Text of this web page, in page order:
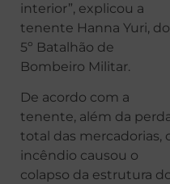
interior”, explicou a
tenente Hanna Yuri, do
5º Batalhão de
Bombeiro Militar.
De acordo com a
tenente, além da
total das mercadorias,
incêndio causou o
colapso da estrutura